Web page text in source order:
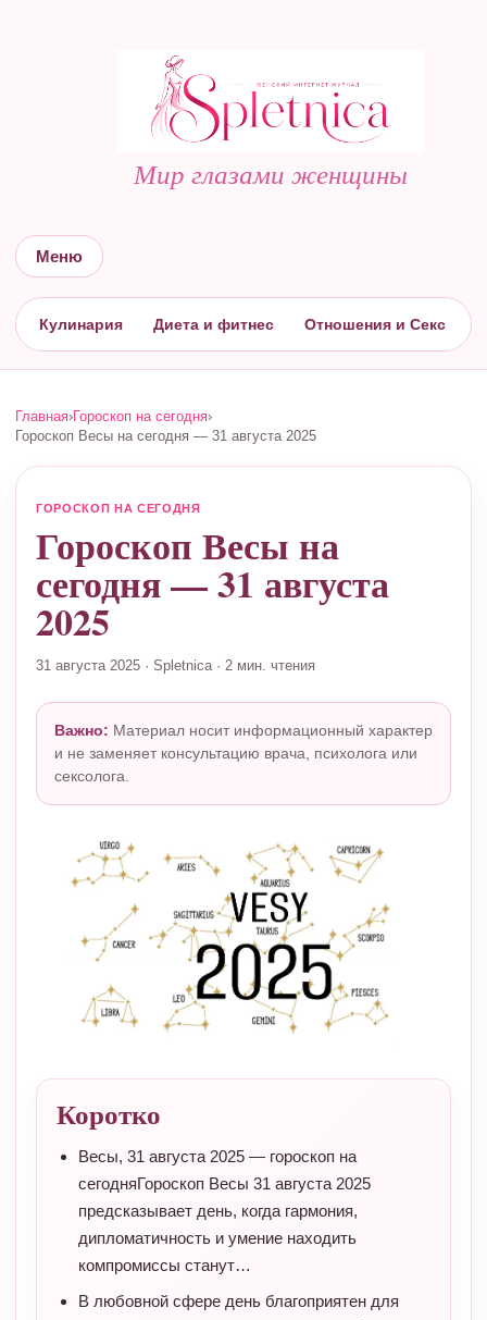
Мир глазами женщины
Меню
Кулинария Диета и фитнес Отношения и Секс
Главная›Гороскоп на сегодня›
Гороскоп Весы на сегодня — 31 августа 2025
ГОРОСКОП НА СЕГОДНЯ
Гороскоп Весы на
сегодня — 31 августа
2025
31 августа 2025 · Spletnica · 2 мин. чтения
Важно: Материал носит информационный характер
и не заменяет консультацию врача, психолога или
сексолога.
Коротко
Весы, 31 августа 2025 — гороскоп на
сегодняГороскоп Весы 31 августа 2025
предсказывает день, когда гармония,
дипломатичность и умение находить
компромиссы станут…
В любовной сфере день благоприятен для